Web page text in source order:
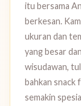
itu bersama
berkesan.
ukuran dan
yang besar
wisudawan,
bahkan snack
semakin